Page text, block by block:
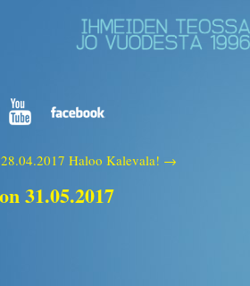
Haloo Kalevala! →
31.05.2017